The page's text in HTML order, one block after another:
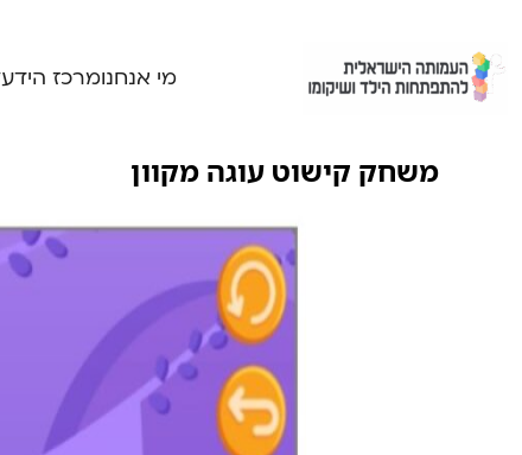
content
מי אנחנומרכז הידע
משחק קישוט עוגה מקוון